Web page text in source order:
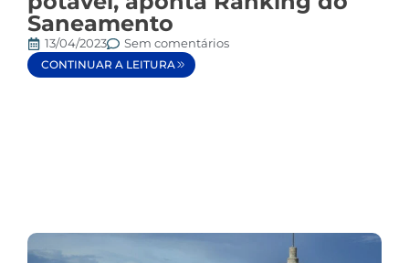
Saneamento
13/04/2023 Sem comentários
CONTINUAR A LEITURA